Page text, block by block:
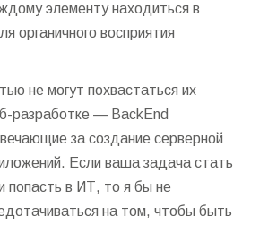
элементу находиться в
органичного восприятия
не могут похвастаться их
разработке — BackEnd
за создание серверной
Если ваша задача стать
попасть в ИТ, то я бы не
на том, чтобы быть